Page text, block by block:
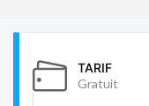
TARIF
Gratuit